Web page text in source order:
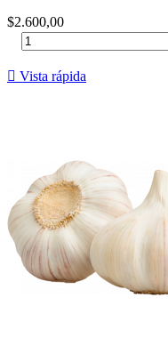
Precio
$2.600,00
 Vista rápida